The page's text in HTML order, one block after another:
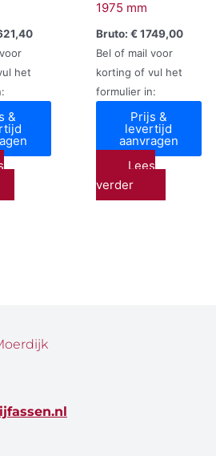
het
&
1975 mm
Bruto: €1749,00
Bel of mail voor
korting of vul het
formulier in:
Prijs &
levertijd
aanvragen
Lees
verder